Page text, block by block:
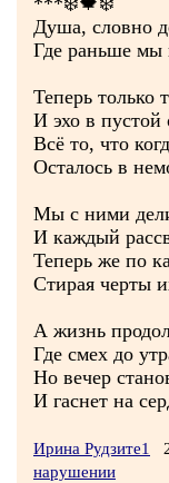
Душа, словно
Где раньше мы
Теперь только
И эхо в пустой
Всё то, что
Осталось в
Мы с ними
И каждый
Теперь же по
Стирая черты
А жизнь
Где смех до
Но вечер
И гаснет на
Ирина Рудзите1
нарушении